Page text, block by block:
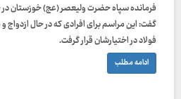
گفت: این مراسم برای افرادی که در حال
فولاد در اختیارشان قرار گرفت.
ادامه مطلب